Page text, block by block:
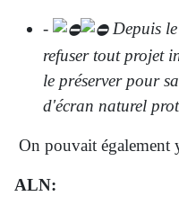
-
Depuis
refuser tout projet
le préserver pour
d'écran naturel
On pouvait également
ALN: